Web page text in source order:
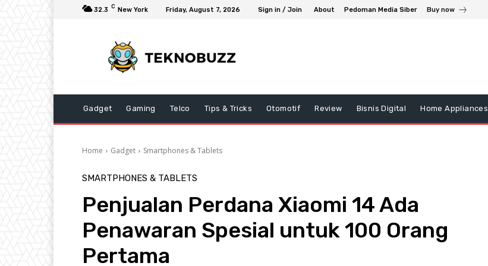
32.3 C New York Friday, August 7, 2026 Sign in / Join About Pedoman Media Siber Buy now
Gadget Gaming Telco Tips & Tricks Otomotif Review Bisnis Digital Home Appliances
Home Gadget Smartphones & Tablets
SMARTPHONES & TABLETS
Penjualan Perdana Xiaomi 14 Ada
Penawaran Spesial untuk 100 Orang
Pertama